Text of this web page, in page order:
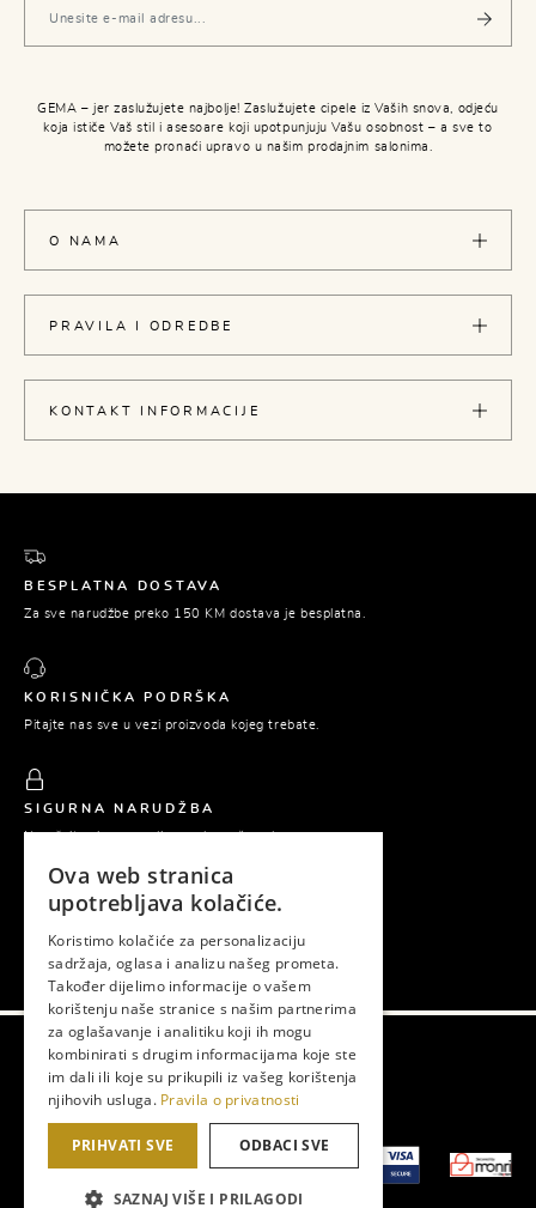
GEMA – jer zaslužujete najbolje! Zaslužujete cipele iz Vaših snova, odjeću
koja ističe Vaš stil i asesoare koji upotpunjuju Vašu osobnost – a sve to
možete pronaći upravo u našim prodajnim salonima.
O NAMA
PRAVILA I ODREDBE
KONTAKT INFORMACIJE
BESPLATNA DOSTAVA
Za sve narudžbe preko 150 KM dostava je besplatna.
KORISNIČKA PODRŠKA
Pitajte nas sve u vezi proizvoda kojeg trebate.
SIGURNA NARUDŽBA
Naručujte sigurno online preko našeg shopa.
PLAĆANJE POUZEĆEM
Platite tek prilikom preuzimanja naručene robe.
Gema © 2026. Sva prava zadržana.
Ova web stranica
upotrebljava kolačiće.
Koristimo kolačiće za personalizaciju
sadržaja, oglasa i analizu našeg prometa.
Također dijelimo informacije o vašem
korištenju naše stranice s našim partnerima
za oglašavanje i analitiku koji ih mogu
kombinirati s drugim informacijama koje ste
im dali ili koje su prikupili iz vašeg korištenja
njihovih usluga. Pravila o privatnosti
PRIHVATI SVE ODBACI SVE
SAZNAJ VIŠE I PRILAGODI